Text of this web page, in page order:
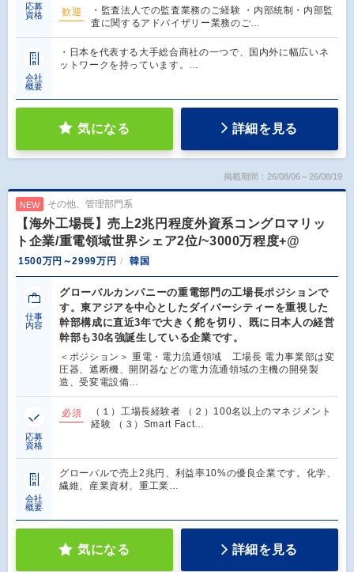
応募
資格
歓迎
・監査法人での監査業務のご経験 ・内部統制・内部監
査に関するアドバイザリー業務のご…
会社
概要
・日本を代表する大手総合商社の一つで、国内外に幅広いネ
ットワークを持っています。…
気になる 詳細を見る
掲載期間：26/08/06～26/08/19
NEW その他、管理部門系
【海外工場長】売上2兆円程度外資系コングロマリッ
ト企業/重電領域世界シェア2位/~3000万程度+@
1500万円～2999万円 韓国
仕事
内容
グローバルカンパニーの重電部門の工場長ポジションで
す。東アジアを中心としたダイバーシティーを重視した
幹部構成に直近3年で大きく舵を切り、既に日本人の経営
幹部も30名強誕生している企業です。
＜ポジション＞ 重電・電力流通領域 工場長 電力事業部は変
圧器、遮断機、開閉器などの電力流通領域の主機の開発製
造、受変電設備…
応募
資格
必須
（１）工場長経験者 （２）100名以上のマネジメント
経験 （３）Smart Fact…
会社
概要
グローバルで売上2兆円、利益率10%の優良企業です。化学、
繊維、産業資材、重工業…
気になる 詳細を見る